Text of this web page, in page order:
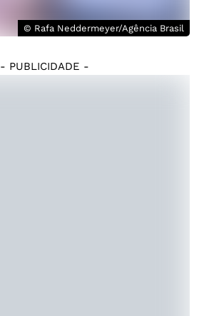
© Rafa Neddermeyer/Agência Brasil
- PUBLICIDADE -